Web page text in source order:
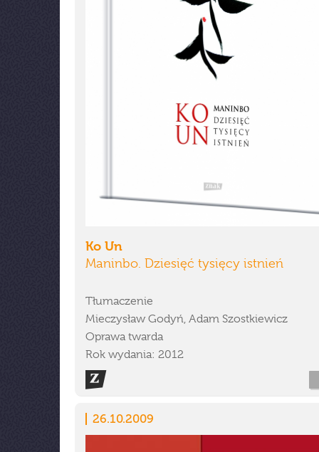
Ko Un
Maninbo. Dziesięć tysięcy istnień
Tłumaczenie
Mieczysław Godyń, Adam Szostkiewicz
Oprawa twarda
Rok wydania: 2012
26.10.2009